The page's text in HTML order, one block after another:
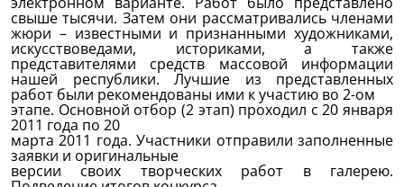
свыше тысячи. Затем они рассматривались членами
жюри – известными и признанными художниками,
искусствоведами, историками,а также
представителями средств массовой информации
нашей республики. Лучшие из представленных
работ были рекомендованы ими к участию во 2-ом
этапе. Основной отбор (2 этап) проходил с 20 января
2011 года по 20
марта 2011 года. Участники отправили заполненные
заявки и оригинальные
версии своих творческих работ в галерею.